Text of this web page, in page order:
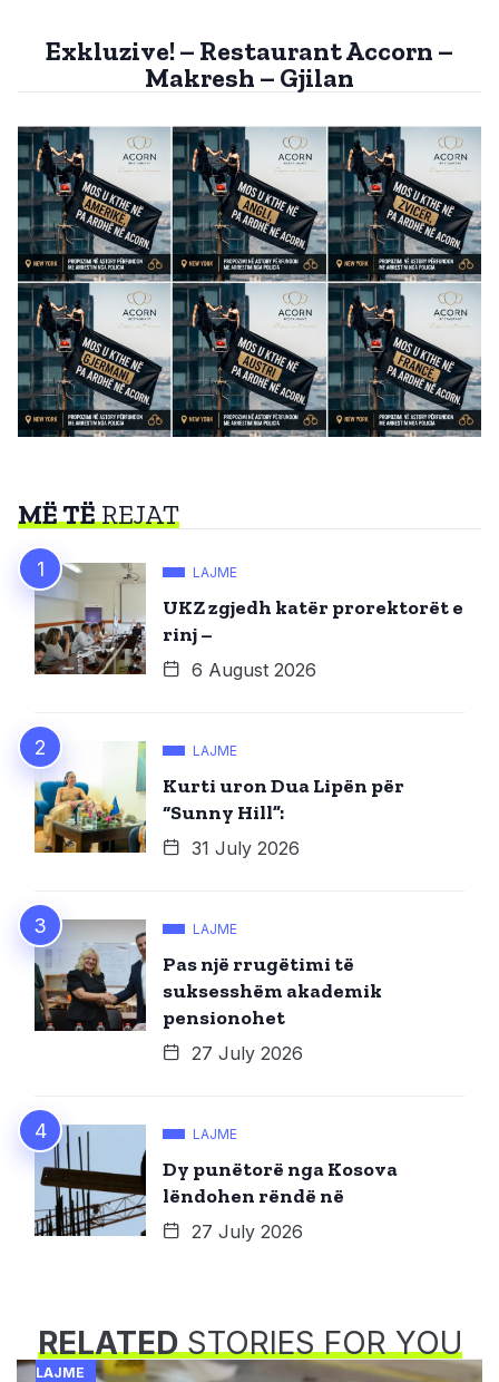
Exkluzive! – Restaurant Accorn –
Makresh – Gjilan
MË TËREJAT
LAJME
UKZ zgjedh katër prorektorët e
rinj –
6 August 2026
LAJME
Kurti uron Dua Lipën për
“Sunny Hill”:
31 July 2026
LAJME
Pas një rrugëtimi të
suksesshëm akademik
pensionohet
27 July 2026
LAJME
Dy punëtorë nga Kosova
lëndohen rëndë në
27 July 2026
RELATEDSTORIES FOR YOU
LAJME